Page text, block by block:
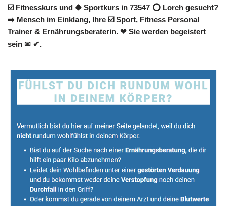
☑️ Fitnesskurs und ✹ Sportkurs in 73547 ⭕ Lorch gesucht?
➡️ Mensch im Einklang, Ihre ☑️ Sport, Fitness Personal
Trainer & Ernährungsberaterin. ❤ Sie werden begeistert
sein ✉ ✔.